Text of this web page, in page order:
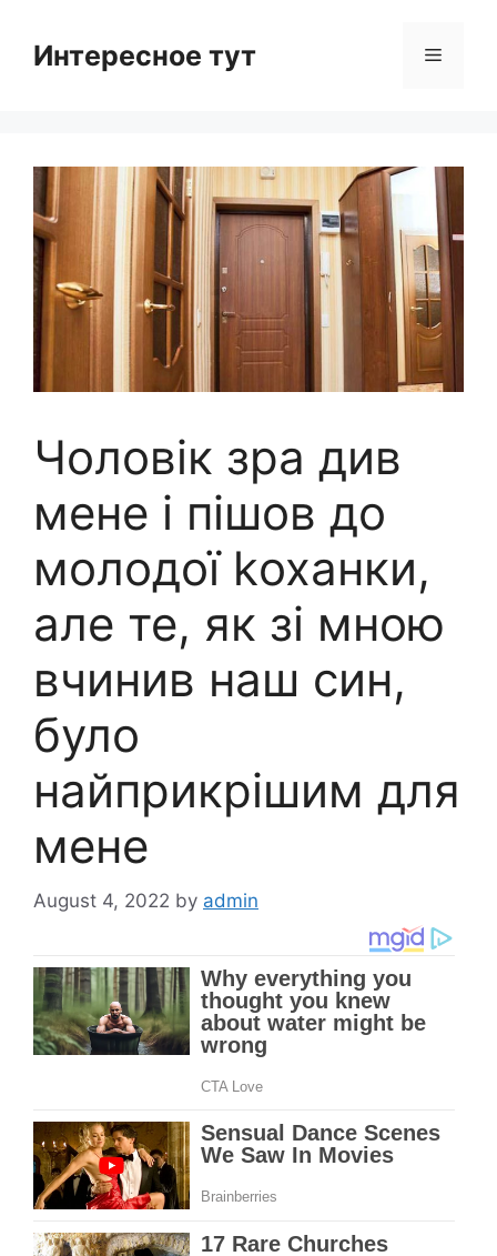
contentИнтересное тут Menu
Чоловік зра див
мене і пішов до
молодої kоханки,
але те, як зі мною
вчинив наш син,
було
найприкрішим для
мене
August 4, 2022 by admin